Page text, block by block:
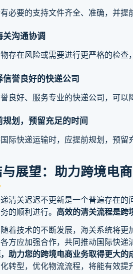
必要的支持文件齐全、准确，并提
关沟通协调
存在风险或需要进行更严格的检查
信誉良好的快递公司
良好、服务专业的快递公司，可以
规划，预留充足的时间
际快递运输时，应提前规划，预留
展望：助力跨境电
清关迟迟不更新是一个普遍存在
的顺利进行。 高效的清关流程是跨
着技术的不断发展，海关系统将更
方应加强合作，共同推动国际快
助力您的跨境电商业务取得更大的
转型，优化物流流程，将能有效提